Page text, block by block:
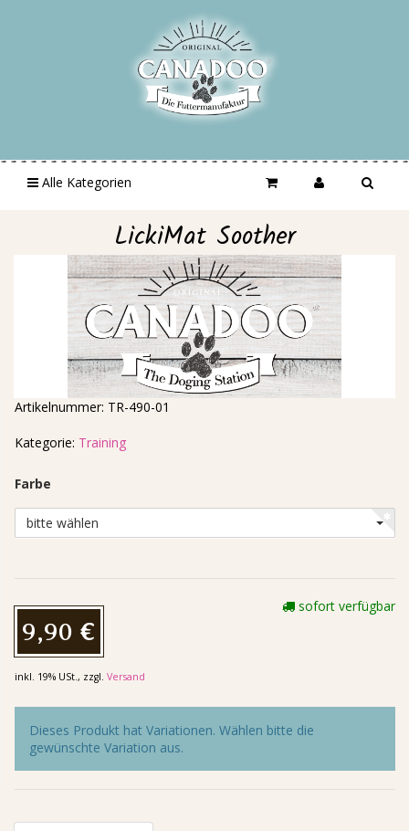
Alle Kategorien
LickiMat Soother
Artikelnummer: TR-490-01
Kategorie: Training
Farbe
bitte wählen
9,90 €
inkl. 19% USt., zzgl. Versand
sofort verfügbar
Dieses Produkt hat Variationen. Wählen bitte die
gewünschte Variation aus.